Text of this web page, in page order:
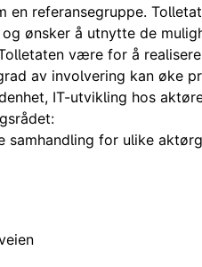
en referansegruppe.
ønsker å utnytte de
være for å
av involvering kan øke
IT-utvikling hos
samhandling for ulike